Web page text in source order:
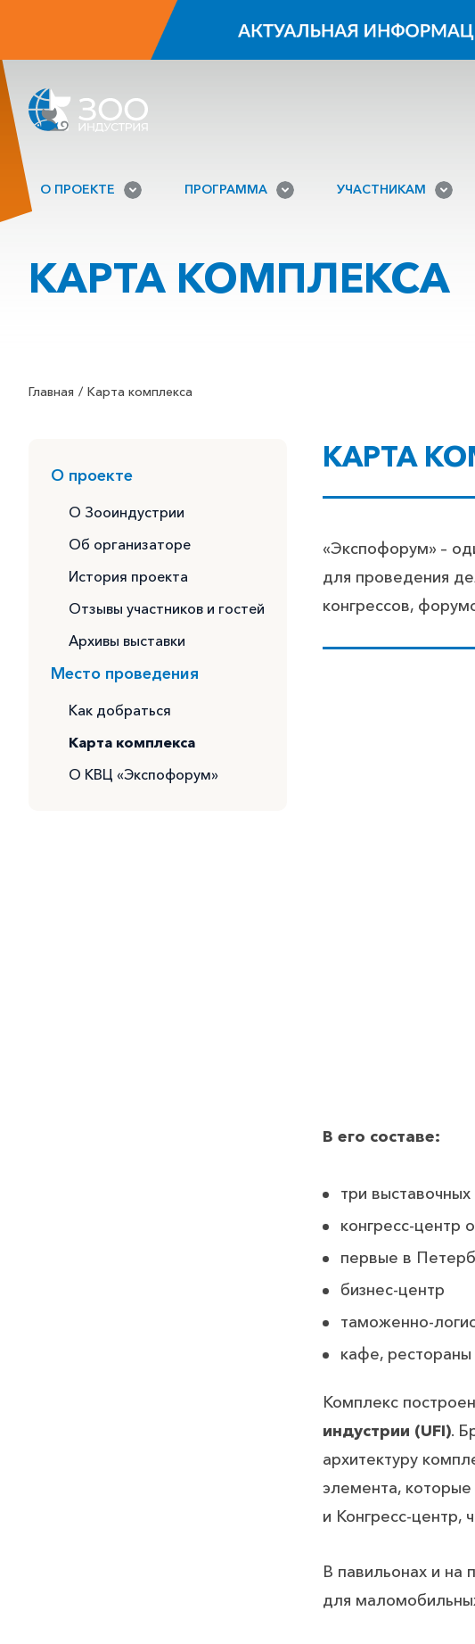
О ПРОЕКТЕ ПРОГРАММА УЧАСТНИКАМ
КАРТА КОМПЛЕКСА
Главная Карта комплекcа
О проекте
О Зооиндустрии
Об организаторе
История проекта
Отзывы участников и гостей
Архивы выставки
Место проведения
Как добраться
Карта комплекcа
О КВЦ «Экспофорум»
КАРТА
«Экспофорум» –
для проведения
конгрессов,
В его составе:
три
конгресс-центр
первые в
бизнес-центр
таможенно-
кафе,
Комплекс
индустрии (UFI).
архитектуру
элемента,
и Конгресс-центр,
В павильонах и на
для